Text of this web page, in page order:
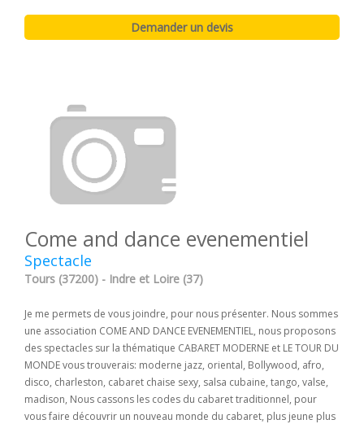
Come and dance evenementiel
Spectacle
Tours (37200) - Indre et Loire (37)
Je me permets de vous joindre, pour nous présenter. Nous sommes
une association COME AND DANCE EVENEMENTIEL, nous proposons
des spectacles sur la thématique CABARET MODERNE et LE TOUR DU
MONDE vous trouverais: moderne jazz, oriental, Bollywood, afro,
disco, charleston, cabaret chaise sexy, salsa cubaine, tango, valse,
madison, Nous cassons les codes du cabaret traditionnel, pour
vous faire découvrir un nouveau monde du cabaret, plus jeune plus